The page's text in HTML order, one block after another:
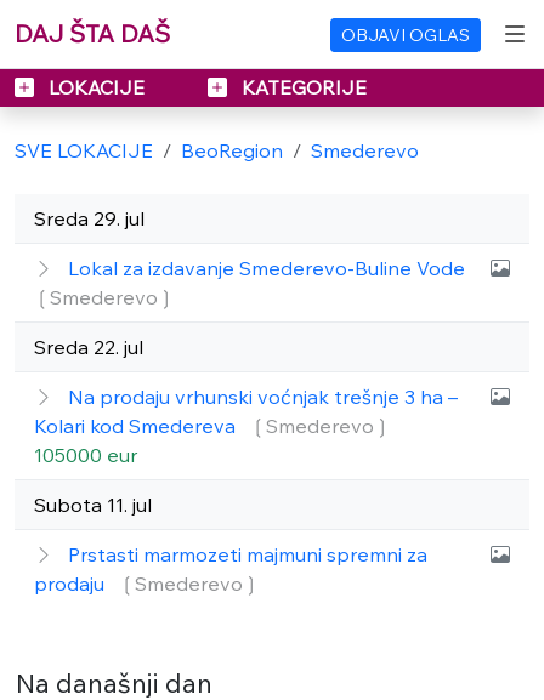
DAJ ŠTA DAŠ OBJAVI OGLAS
LOKACIJE KATEGORIJE
SVE LOKACIJE BeoRegion Smederevo
Sreda 29. jul
Lokal za izdavanje Smederevo-Buline Vode
❲Smederevo❳
Sreda 22. jul
Na prodaju vrhunski voćnjak trešnje 3 ha –
Kolari kod Smedereva
❲Smederevo❳
105000 eur
Subota 11. jul
Prstasti marmozeti majmuni spremni za
prodaju
❲Smederevo❳
Na današnji dan